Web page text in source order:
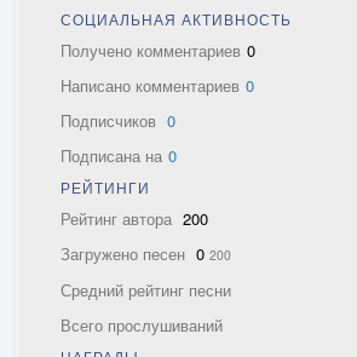
СОЦИАЛЬНАЯ АКТИВНОСТЬ
Получено комментариев 0
Написано комментариев 0
Подписчиков 0
Подписана на 0
РЕЙТИНГИ
Рейтинг автора 200
Загружено песен 0 200
Средний рейтинг песни
Всего прослушиваний